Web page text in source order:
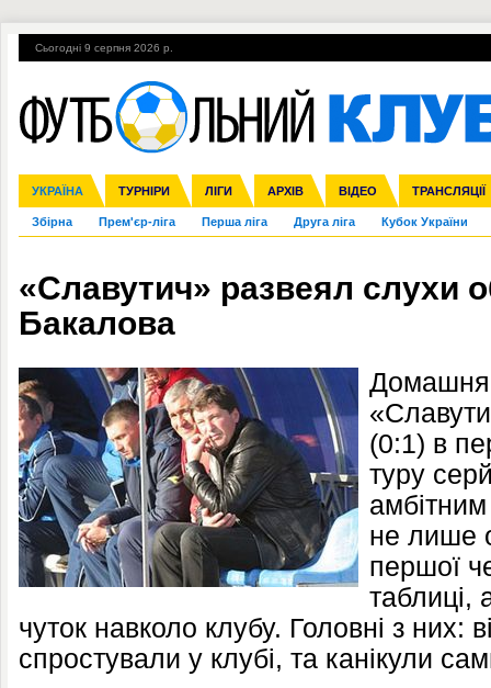
Сьогодні 9 серпня 2026 р.
УКРАЇНА ТУРНІРИ ЛІГИ АРХІВ ВІДЕО ТРАНСЛЯЦІЇ
Збірна Прем'єр-ліга Перша ліга Друга ліга Кубок України
Ліга чемпіонів Ліга Європи Міжнародні Ліга націй Ліга
Англія Іспанія Італія Німеччина Франція Інші
ЧС-2014 ЄВРО-2016 Росія Кубок конфедерацій ЧЄ-2015 (U-
Гарячі теми УПЛ, 2-й тур ВІЙНА УПЛ-ПЕРЕХОДИ
«Славутич» развеял слухи
Бакалова
Домашня
(0:1) в
туру
не лише
першої
таблиці,
чуток навколо клубу. Головні з них:
спростували у клубі, та канікули